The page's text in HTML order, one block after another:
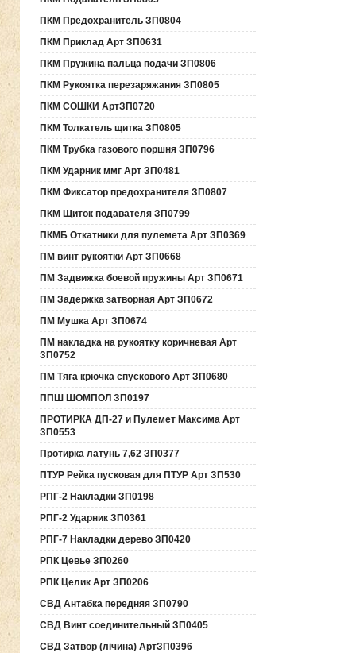
ПКМ Предохранитель ЗП0804
ПКМ Приклад Арт ЗП0631
ПКМ Пружина пальца подачи ЗП0806
ПКМ Рукоятка перезаряжания ЗП0805
ПКМ СОШКИ АртЗП0720
ПКМ Толкатель щитка ЗП0805
ПКМ Трубка газового поршня ЗП0796
ПКМ Ударник ммг Арт ЗП0481
ПКМ Фиксатор предохранителя ЗП0807
ПКМ Щиток подавателя ЗП0799
ПКМБ Откатники для пулемета Арт ЗП0369
ПМ винт рукоятки Арт ЗП0668
ПМ Задвижка боевой пружины Арт ЗП0671
ПМ Задержка затворная Арт ЗП0672
ПМ Мушка Арт ЗП0674
ПМ накладка на рукоятку коричневая Арт
ЗП0752
ПМ Тяга крючка спускового Арт ЗП0680
ППШ ШОМПОЛ ЗП0197
ПРОТИРКА ДП-27 и Пулемет Максима Арт
ЗП0553
Протирка латунь 7,62 ЗП0377
ПТУР Рейка пусковая для ПТУР Арт ЗП530
РПГ-2 Накладки ЗП0198
РПГ-2 Ударник ЗП0361
РПГ-7 Накладки дерево ЗП0420
РПК Цевье ЗП0260
РПК Целик Арт ЗП0206
СВД Антабка передняя ЗП0790
СВД Винт соединительный ЗП0405
СВД Затвор (лічина) АртЗП0396